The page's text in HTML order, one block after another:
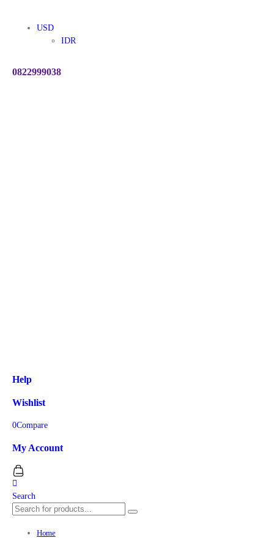
USD
IDR
0822999038
Help
Wishlist
0Compare
My Account
Search
Home